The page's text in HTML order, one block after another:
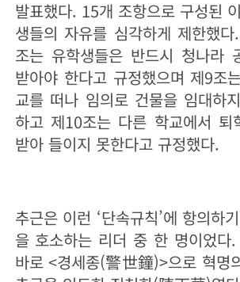
발표했다. 15개 조항으로 구성된
생들의 자유를 심각하게 제한했
조는 유학생들은 반드시 청나라
받아야 한다고 규정했으며 제9조
교를 떠나 임의로 건물을 임대하
하고 제10조는 다른 학교에서 퇴
받아 들이지 못한다고 규정했다.
추근은 이런 ‘단속규칙’에 항의하
을 호소하는 리더 중 한 명이었다
바로 <경세종(警世鐘)>으로 혁명